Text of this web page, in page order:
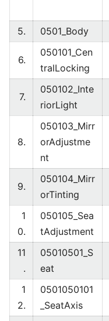
5.
0501_Body
6.
050101_Cen
tralLocking
7.
050102_Inte
riorLight
8.
050103_Mirr
orAdjustme
nt
9.
050104_Mirr
orTinting
1
0.
050105_Sea
tAdjustment
11
.
05010501_S
eat
1
2.
0501050101
_SeatAxis